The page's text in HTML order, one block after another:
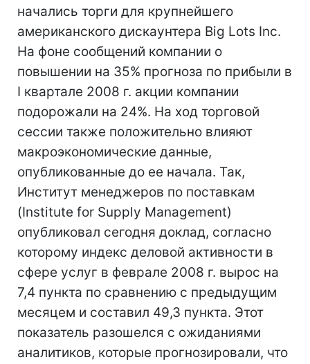
начались торги для крупнейшего
американского дискаунтера Big Lots Inc.
На фоне сообщений компании о
повышении на 35% прогноза по прибыли в
I квартале 2008 г. акции компании
подорожали на 24%. На ход торговой
сессии также положительно влияют
макроэкономические данные,
опубликованные до ее начала. Так,
Институт менеджеров по поставкам
(Institute for Supply Management)
опубликовал сегодня доклад, согласно
которому индекс деловой активности в
сфере услуг в феврале 2008 г. вырос на
7,4 пункта по сравнению с предыдущим
месяцем и составил 49,3 пункта. Этот
показатель разошелся с ожиданиями
аналитиков, которые прогнозировали, что